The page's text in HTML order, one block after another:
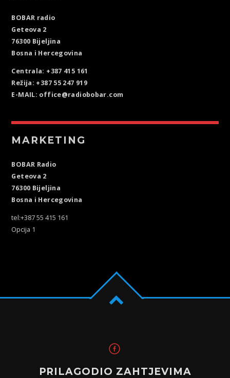
BOBAR radio
Geteova 2
76300 Bijeljina
Bosna i Hercegovina
Centrala: +387 415 161
Režija: +387 55 247 919
E-MAIL: office@radiobobar.com
MARKETING
BOBAR Radio
Geteova 2
76300 Bijeljina
Bosna i Hercegovina
tel:+387 55 415 161
Opcija 1
PRILAGODIO ZAHTJEVIMA